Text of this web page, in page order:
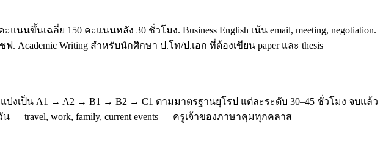
นเฉลี่ย 150 คะแนนหลัง 30 ชั่วโมง. Business English เน้น email, meeting, negotiation.
. Academic Writing สำหรับนักศึกษา ป.โท/ป.เอก ที่ต้องเขียน paper และ thesis
งเป็น A1 → A2 → B1 → B2 → C1 ตามมาตรฐานยุโรป แต่ละระดับ 30–45 ชั่วโมง จบแล้ว
— travel, work, family, current events — ครูเจ้าของภาษาคุมทุกคลาส